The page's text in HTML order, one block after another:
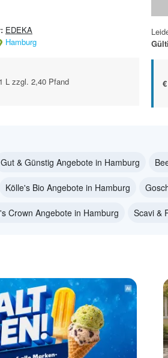
EDEKA
Hamburg
L zzgl. 2,40 Pfand
Gut & Günstig Angebote in Hamburg
Kölle's Bio Angebote in Hamburg
Crown Angebote in Hamburg Scavi &